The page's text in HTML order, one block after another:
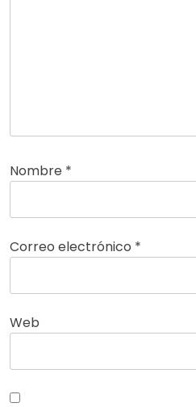
Nombre *
Correo electrónico *
Web